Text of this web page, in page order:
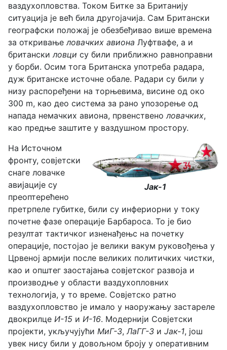
ваздухопловства. Током Битке за Британију
ситуација је већ била другојачија. Сам Британски
географски положај је обезбеђивао више времена
за откривањеловачких авиона Луфтвафе, а и
британскиловци су били приближно равноправни
у борби. Осим тога Британска употреба радара,
дуж британске источне обале. Радари су били у
низу распоређени на торњевима, висине од око
300 m, као део система за рано упозорење од
напада немачких авиона, првенственоловачких,
као предње заштите у ваздушном простору.
Јак-1
На Источном
фронту, совјетски
снаге ловачке
авијације су
преоптерећено
претрпеле губитке, били су инфериорни у току
почетне фазе операције Барбароса. То је био
резултат тактичког изненађењс на почетку
операције, постојао је велики вакум руковођења у
Црвеној армији после великих политичких чистки,
као и општег заостајања совјетског развоја и
производње у области ваздухопловних
технологија, у то време. Совјетско ратно
ваздухопловство је имало у наоружању застареле
двокрилце И-15 и И-16. Модернији Совјетски
пројекти, укључујући МиГ-3,ЛаГГ-3 и Јак-1, још
увек нису били у довољном броју у оперативним